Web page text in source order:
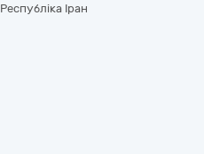
Республіка Іран